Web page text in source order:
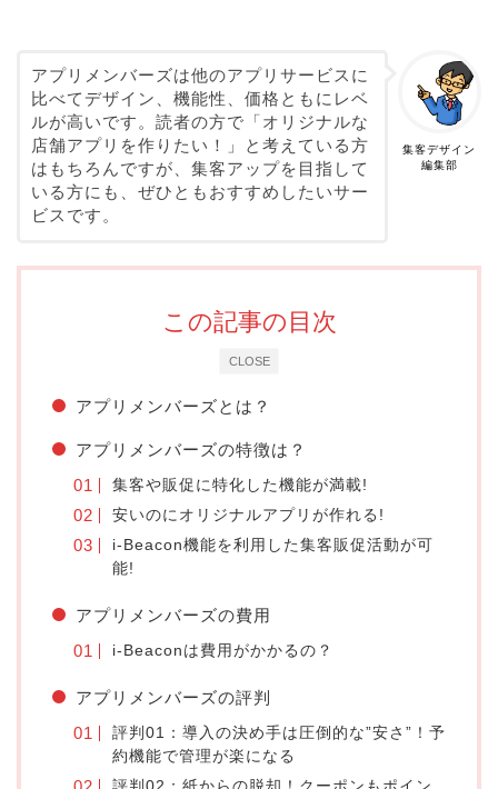
集客デザイン
編集部
アプリメンバーズは他のアプリサービスに
比べてデザイン、機能性、価格ともにレベ
ルが高いです。読者の方で「オリジナルな
店舗アプリを作りたい！」と考えている方
はもちろんですが、集客アップを目指して
いる方にも、ぜひともおすすめしたいサー
ビスです。
CLOSE
この記事の目次
アプリメンバーズとは？
アプリメンバーズの特徴は？
集客や販促に特化した機能が満載!
安いのにオリジナルアプリが作れる!
i-Beacon機能を利用した集客販促活動が可
能!
アプリメンバーズの費用
i-Beaconは費用がかかるの？
アプリメンバーズの評判
評判01：導入の決め手は圧倒的な”安さ”！予
約機能で管理が楽になる